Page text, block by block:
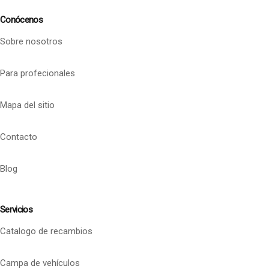
Conócenos
Sobre nosotros
Para profecionales
Mapa del sitio
Contacto
Blog
Servicios
Catalogo de recambios
Campa de vehículos